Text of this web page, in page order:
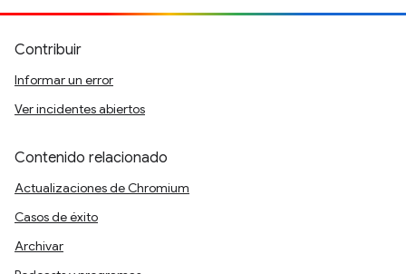
Contribuir
Informar un error
Ver incidentes abiertos
Contenido relacionado
Actualizaciones de Chromium
Casos de éxito
Archivar